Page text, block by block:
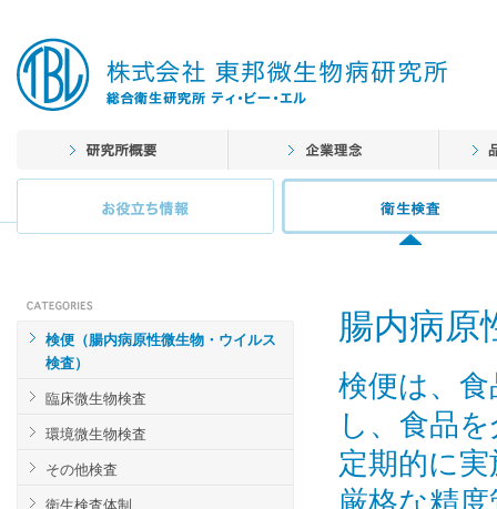
検便（腸内病原性微生物・ウイルス
検査）
臨床微生物検査
環境微生物検査
その他検査
衛生検査体制
腸内病原
検便は、
し、食品
定期的に
厳格な精